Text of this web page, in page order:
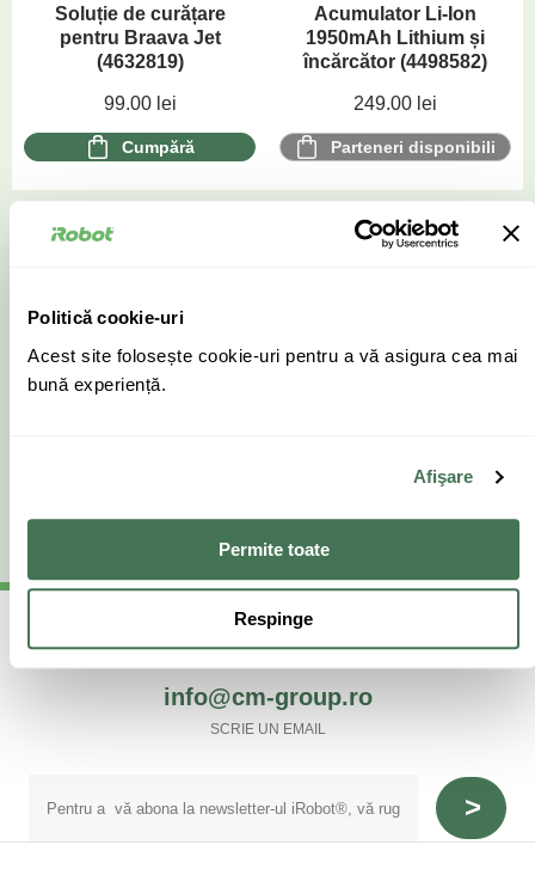
Politică cookie-uri
Acest site folosește cookie-uri pentru a vă asigura cea mai
bună experiență.
Afişare
Permite toate
Respinge
Soluție de curățare
pentru Braava Jet
(4632819)
99.00 lei
Cumpără
Acumulator Li-Ion
1950mAh Lithium și
încărcător (4498582)
249.00 lei
Parteneri disponibili
Set 2 pad-uri
reutilizabile pentru
curățare udă (4510416)
info@cm-group.ro
SCRIE UN EMAIL